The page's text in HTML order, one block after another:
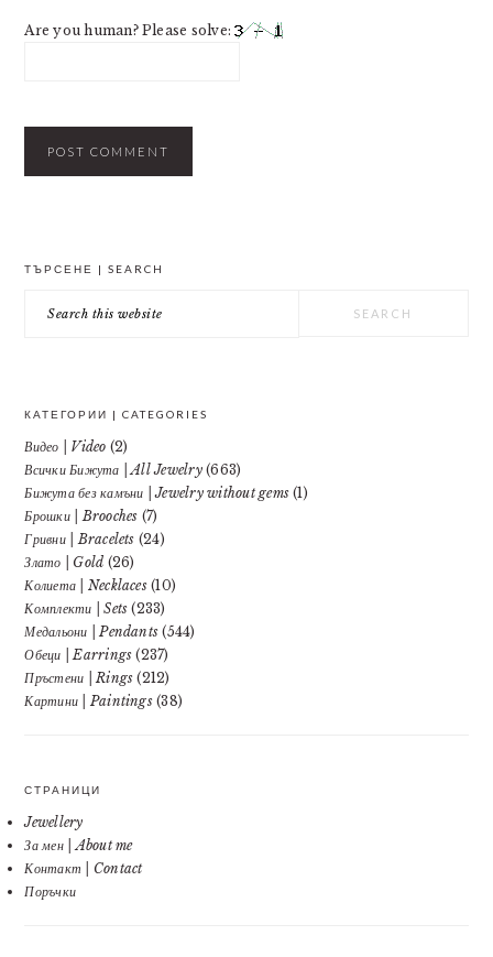
Are you human? Please solve:
ТЪРСЕНЕ | SEARCH
this
КАТЕГОРИИ | CATEGORIES
Видео | Video (2)
Всички Бижута | All Jewelry(663)
Бижута без камъни | Jewelry without gems (1)
Брошки | Brooches (7)
Гривни | Bracelets (24)
Злато | Gold (26)
Колиета | Necklaces(10)
Комплекти | Sets (233)
Медальони | Pendants (544)
Обеци | Earrings (237)
Пръстени | Rings (212)
Картини | Paintings(38)
СТРАНИЦИ
Jewellery
За мен | About me
Контакт | Contact
Поръчки